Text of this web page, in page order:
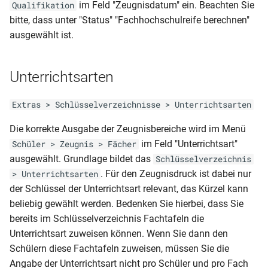
(07.09)
BER-BF-HJZ (einjährig)
BER-BF-HJZ
BER-BF-MSA (einjährig)
BER-BFS-AS (Z 522a)(04.11)
BER-BFS-AZ (Schul Z 523a)
BER-BOS-AZ (Schul Z 534)
(03.05)
BER-BOS-FHReife (Schul Z
531)(09.05)
NRW-BKO-AS (Technik)
NRW-BKO-AZ (2007)
NRW-BKO-AZ (E01-0A)
NRW-BKO-FHReife
NRW-BS-AS (A01)
NRW-BS-AS (duales System)
NRW-BS-AS
RLP-GY-JZ JG 10 (G8)
RLP-GY-JZ (Überspringer)
RLP-GY-JZ (2spaltig und mit
Wahl-oder Pflichtfächern)
RLP-GY-JZ (2spaltig und mit
Wahl-oder Pflichtfächern
Variante 2 )
RLP-GY-JZ (2spaltig und mit
Schulbescheinigung
zweifach
Schulzeitenbescheinigung (in
Word ausfüllbar)
Schulzeitenbescheinigung
Schüler (Anzahl Schüler je
Herkunftsschulen)
Schüler (Anzeige
Meldungen (inkl.
Ausgeschulten)
Berufsschulmatrix mit
Meldungen
Berufsschulmatrix
Klassenliste Schüler mit
Betrieben und Geburtsdatum
Klassenliste Schüler mit
Betrieben und Mobiltelefon
Klassenliste Schüler mit
Betrieben, Beruf und
Offene Medienvorgänge (bis
Schüler nach
Beeinträchtigungen
Schülerliste (inaktive Schüler
mit Ausleihvorgängen)
Qualifikation im Feld "Zeugnisdatum" ein. Beachten Sie
bitte, dass unter "Status" "Fachhochschulreife berechnen"
ausgewählt ist.
Unterrichtsarten
Extras > Schlüsselverzeichnisse > Unterrichtsarten
Die korrekte Ausgabe der Zeugnisbereiche wird im Menü
Schüler > Zeugnis > Fächer im Feld "Unterrichtsart"
ausgewählt. Grundlage bildet das Schlüsselverzeichnis
> Unterrichtsarten . Für den Zeugnisdruck ist dabei nur
der Schlüssel der Unterrichtsart relevant, das Kürzel kann
beliebig gewählt werden. Bedenken Sie hierbei, dass Sie
bereits im Schlüsselverzeichnis Fachtafeln die
Unterrichtsart zuweisen können. Wenn Sie dann den
Schülern diese Fachtafeln zuweisen, müssen Sie die
Angabe der Unterrichtsart nicht pro Schüler und pro Fach